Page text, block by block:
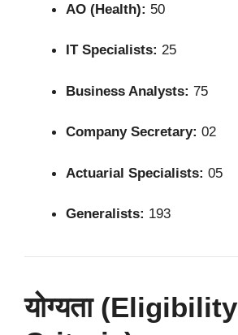
AO (Health): 50
IT Specialists: 25
Business Analysts: 75
Company Secretary: 02
Actuarial Specialists: 05
Generalists: 193
योग्यता (Eligibility